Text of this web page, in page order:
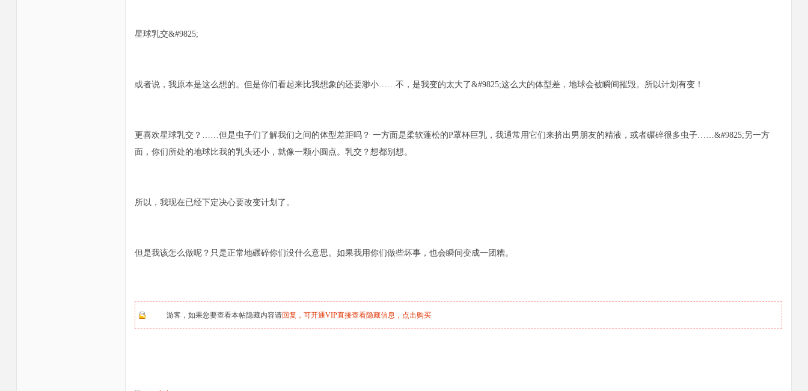
星球乳交&#9825;
或者说，我原本是这么想的。但是你们看起来比我想象的还要渺小……不，是我变的太大了&#9825;这么大的体型差，地球会被瞬间摧毁。所以计划有变！
更喜欢星球乳交？……但是虫子们了解我们之间的体型差距吗？ 一方面是柔软蓬松的P罩杯巨乳，我通常用它们来挤出男朋友的精液，或者碾碎很多虫子……&#9825;另一方
面，你们所处的地球比我的乳头还小，就像一颗小圆点。乳交？想都别想。
所以，我现在已经下定决心要改变计划了。
但是我该怎么做呢？只是正常地碾碎你们没什么意思。如果我用你们做些坏事，也会瞬间变成一团糟。
游客，如果您要查看本帖隐藏内容请回复，可开通VIP直接查看隐藏信息， 点击购买